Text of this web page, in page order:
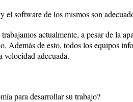
el software de los mismos son
actualmente, a pesar de la
Además de esto, todos los equipos
velocidad adecuada.
para desarrollar su trabajo?